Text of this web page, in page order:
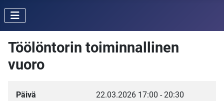
Töölöntorin toiminnallinen
vuoro
Päivä 22.03.2026 17:00 - 20:30